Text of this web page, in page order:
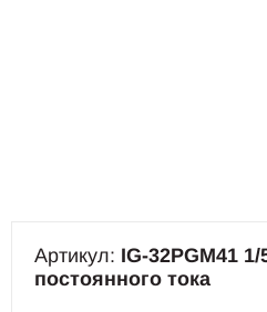
Артикул: IG-32PGM41
постоянного тока